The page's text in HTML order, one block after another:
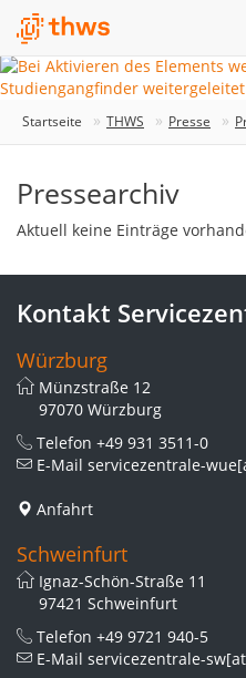
Startseite THWS Presse
Pressearchiv
Aktuell keine Einträge
Kontakt
Würzburg
Münzstraße 12
97070 Würzburg
Telefon +49 931 3511-0
E-Mail servicezentrale-
Anfahrt
Schweinfurt
Ignaz-Schön-Straße 11
97421 Schweinfurt
Telefon +49 9721 940-5
E-Mail servicezentrale-